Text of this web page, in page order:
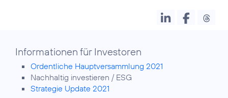
Informationen für Investoren
Ordentliche Hauptversammlung 2021
Nachhaltig investieren / ESG
Strategie Update 2021